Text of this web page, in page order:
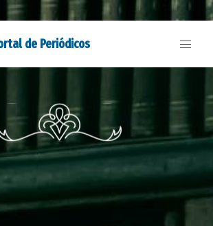
de Periódicos